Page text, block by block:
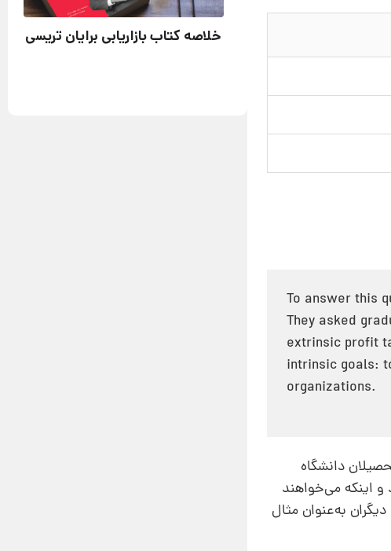
To answer this
They asked
extrinsic profit
intrinsic goals:
organizations.
دانشگاه
اینکه می‌خواهند
به‌عنوان مثال
خلاصه کتاب بازاریابی برایان تریسی